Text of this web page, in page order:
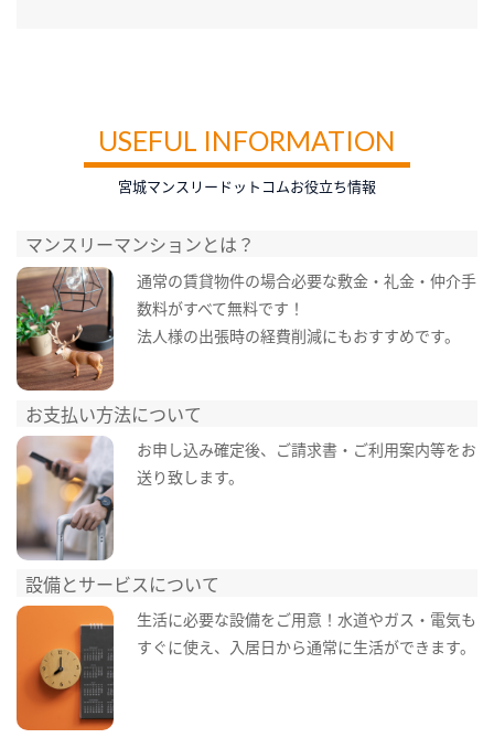
USEFUL INFORMATION
宮城マンスリードットコムお役立ち情報
マンスリーマンションとは？
通常の賃貸物件の場合必要な敷金・礼金・仲介手
数料がすべて無料です！
法人様の出張時の経費削減にもおすすめです。
お支払い方法について
お申し込み確定後、ご請求書・ご利用案内等をお
送り致します。
設備とサービスについて
生活に必要な設備をご用意！水道やガス・電気も
すぐに使え、入居日から通常に生活ができます。